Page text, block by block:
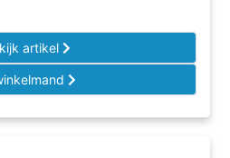
artikel